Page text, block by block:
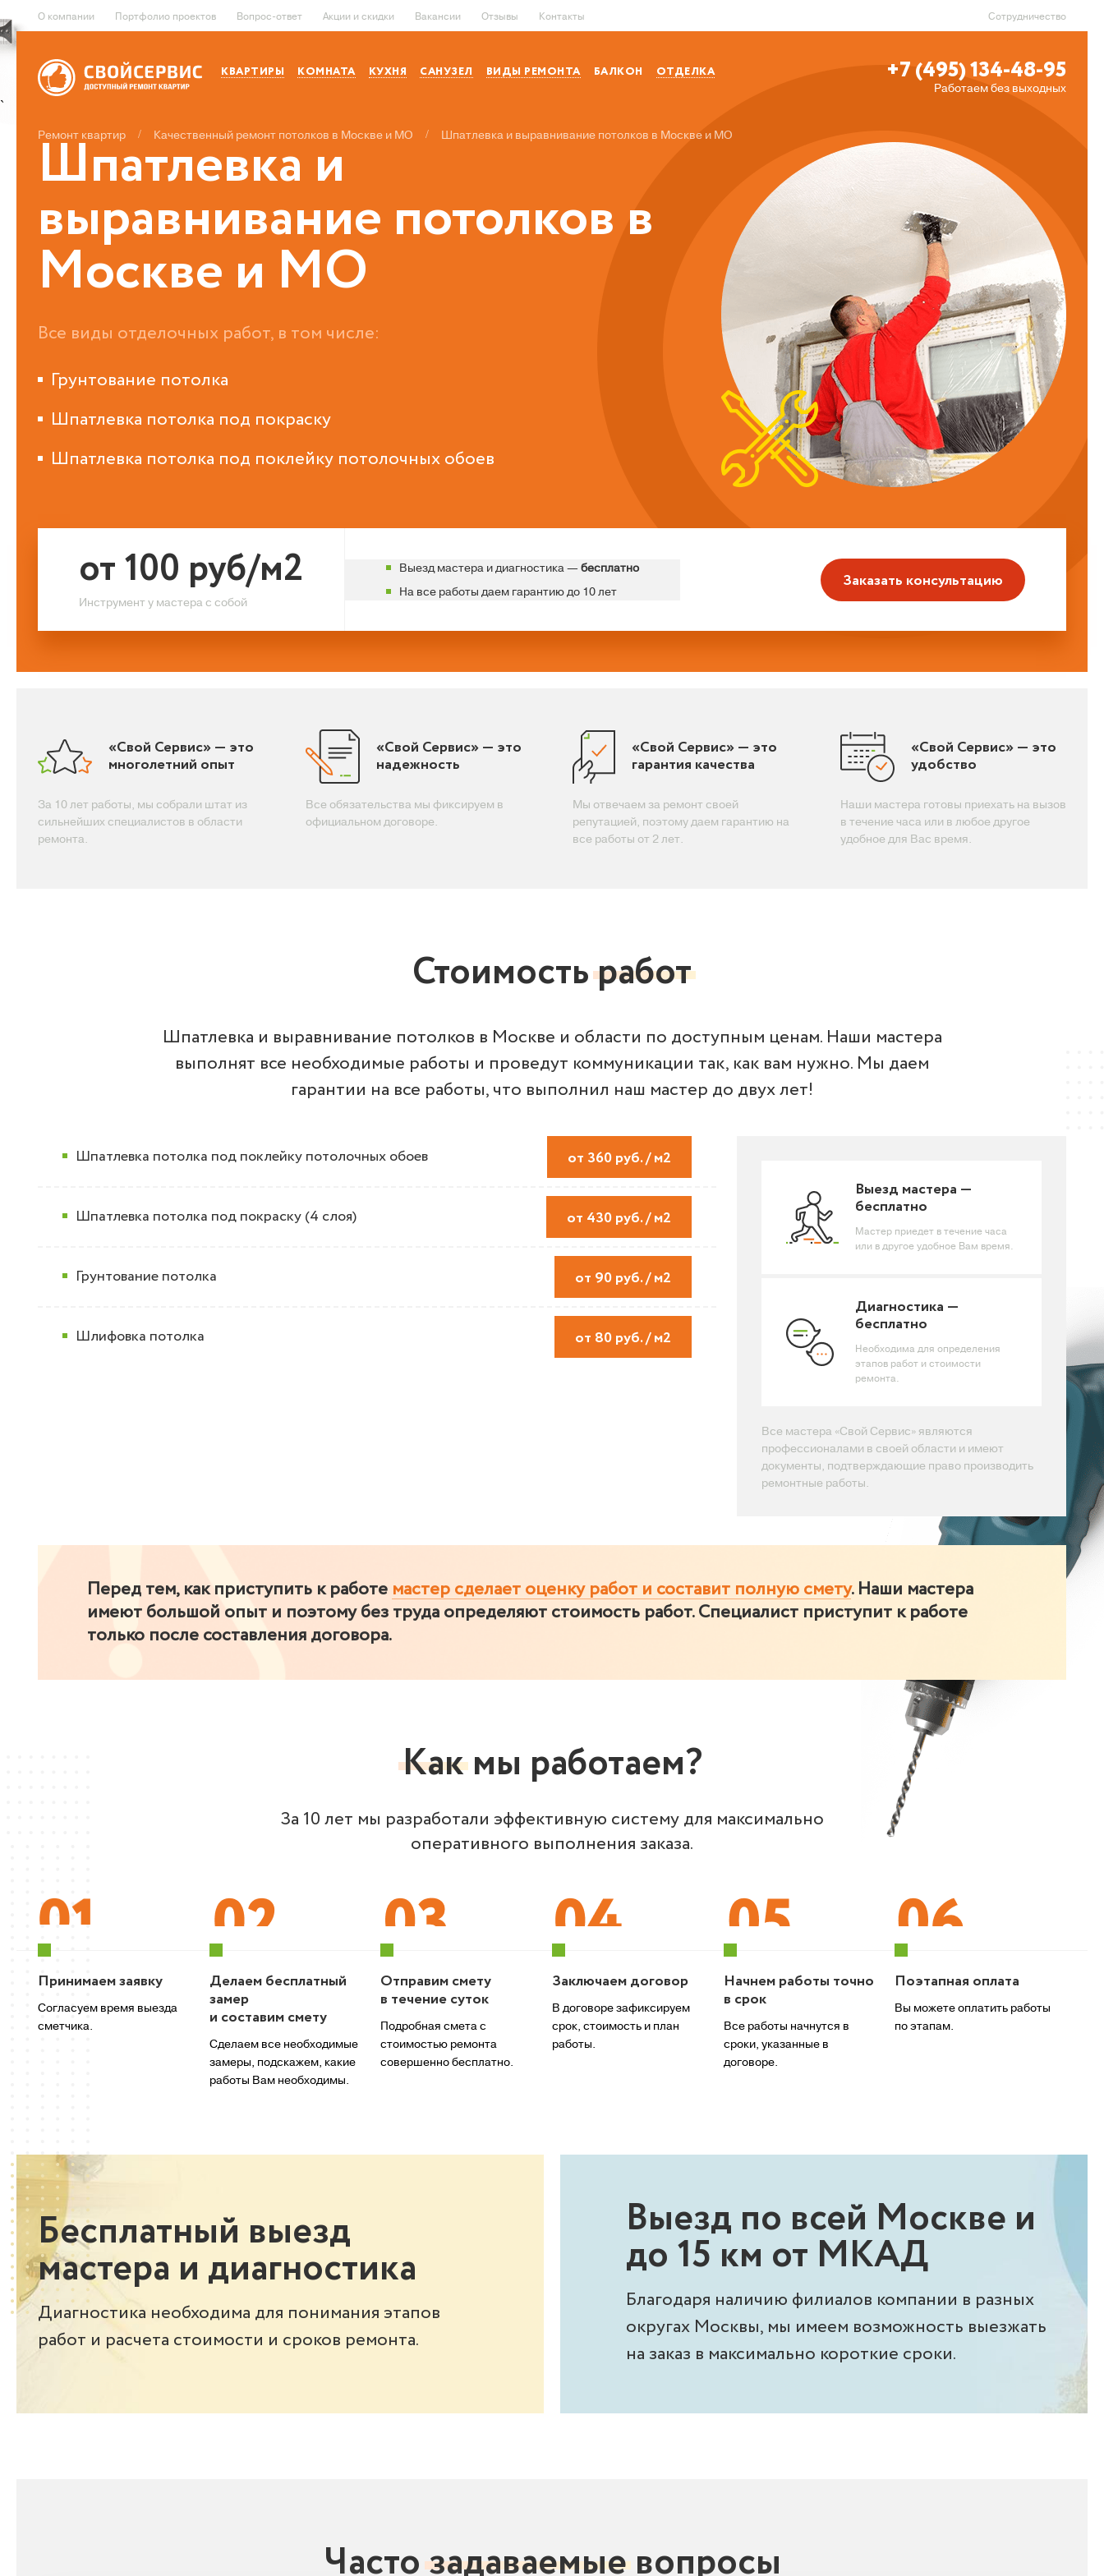
О компании Портфолио проектов Вопрос-ответ Акции и скидки Вакансии Отзывы Контакты Сотрудничество
КВАРТИРЫ КОМНАТА КУХНЯ САНУЗЕЛ ВИДЫ РЕМОНТА БАЛКОН ОТДЕЛКА +7 (495) 134-48-95
Работаем без выходных
`
Ремонт квартир / Качественный ремонт потолков в Москве и МО / Шпатлевка и выравнивание потолков в Москве и МО
Шпатлевка и
выравнивание потолков в
Москве и МО
Все виды отделочных работ, в том числе:
Грунтование потолка
Шпатлевка потолка под покраску
Шпатлевка потолка под поклейку потолочных обоев
от 100 руб/м2
Инструмент у мастера с собой
Выезд мастера и диагностика — бесплатно
На все работы даем гарантию до 10 лет
Заказать консультацию
«Свой Сервис» — это
многолетний опыт
За 10 лет работы, мы собрали штат из
сильнейших специалистов в области
ремонта.
«Свой Сервис» — это
надежность
Все обязательства мы фиксируем в
официальном договоре.
«Свой Сервис» — это
гарантия качества
Мы отвечаем за ремонт своей
репутацией, поэтому даем гарантию на
все работы от 2 лет.
«Свой Сервис» — это
удобство
Наши мастера готовы приехать на вызов
в течение часа или в любое другое
удобное для Вас время.
Стоимостьработ
Шпатлевка и выравнивание потолков в Москве и области по доступным ценам. Наши мастера
выполнят все необходимые работы и проведут коммуникации так, как вам нужно. Мы даем
гарантии на все работы, что выполнил наш мастер до двух лет!
Шпатлевка потолка под поклейку потолочных обоев от 360 руб. / м2
Шпатлевка потолка под покраску (4 слоя) от 430 руб. / м2
Грунтование потолка от 90 руб. / м2
Шлифовка потолка от 80 руб. / м2
Выезд мастера —
бесплатно
Мастер приедет в течение часа
или в другое удобное Вам время.
Диагностика —
бесплатно
Необходима для определения
этапов работ и стоимости
ремонта.
Все мастера «Свой Сервис» являются
профессионалами в своей области и имеют
документы, подтверждающие право производить
ремонтные работы.
Перед тем, как приступить к работе мастер сделает оценку работ и составит полную смету. Наши мастера
имеют большой опыт и поэтому без труда определяют стоимость работ. Специалист приступит к работе
только после составления договора.
Какмы работаем?
За 10 лет мы разработали эффективную систему для максимально
оперативного выполнения заказа.
Принимаем заявку
Согласуем время выезда
сметчика.
Делаем бесплатный
замер
и составим смету
Сделаем все необходимые
замеры, подскажем, какие
работы Вам необходимы.
Отправим смету
в течение суток
Подробная смета с
стоимостью ремонта
совершенно бесплатно.
Заключаем договор
В договоре зафиксируем
срок, стоимость и план
работы.
Начнем работы точно
в срок
Все работы начнутся в
сроки, указанные в
договоре.
Поэтапная оплата
Вы можете оплатить работы
по этапам.
Бесплатный выезд
мастера и диагностика
Диагностика необходима для понимания этапов
работ и расчета стоимости и сроков ремонта.
Выезд по всей Москве и
до 15 км от МКАД
Благодаря наличию филиалов компании в разных
округах Москвы, мы имеем возможность выезжать
на заказ в максимально короткие сроки.
Частозадаваемыевопросы